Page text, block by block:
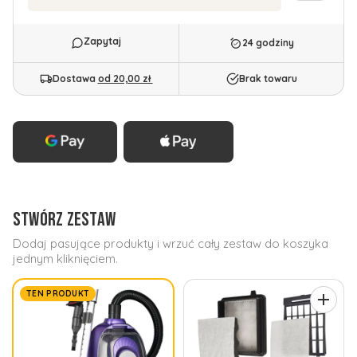
24 godziny
Dostawa od 20,00 zł Brak towaru
STWÓRZ ZESTAW
Dodaj pasujące produkty i wrzuć cały zestaw do koszyka
jednym kliknięciem.
TEN PRODUKT